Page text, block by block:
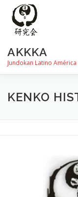
contenido
AKKKA
Jundokan Latino América
HISTORIA
KENKO